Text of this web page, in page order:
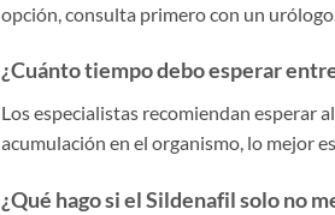
opción, consulta primero con un
¿Cuánto tiempo debo esperar
Los especialistas recomiendan esperar
acumulación en el organismo, lo mejor
¿Qué hago si el Sildenafil solo no